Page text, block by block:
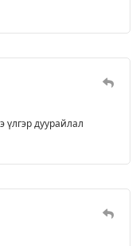
үлгэр дуурайлал